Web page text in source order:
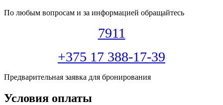
По любым вопросам и за информацией обращайтесь
7911
+375 17 388-17-39
Предварительная заявка для бронирования
Условия оплаты